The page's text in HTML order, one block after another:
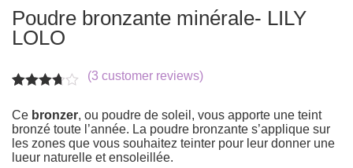
Poudre bronzante minérale- LILY
LOLO
3.67out
of 5
based
on
customer
(3 customer reviews)
Ce bronzer, ou poudre de soleil, vous apporte une teint
bronzé toute l’année. La poudre bronzante s’applique sur
les zones que vous souhaitez teinter pour leur donner une
lueur naturelle et ensoleillée.